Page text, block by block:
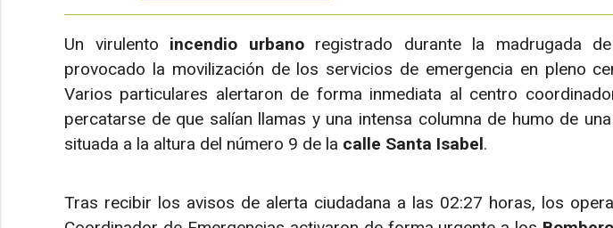
Un virulento incendio urbanoregistrado durante la madrugada
provocado la movilización de los servicios de emergencia en pleno
Varios particulares alertaron de forma inmediata al centro
percatarse de que salían llamas y una intensa columna de humo de
situada a la altura del número 9 de la calle Santa Isabel.
Tras recibir los avisos de alerta ciudadana a las 02:27 horas, los